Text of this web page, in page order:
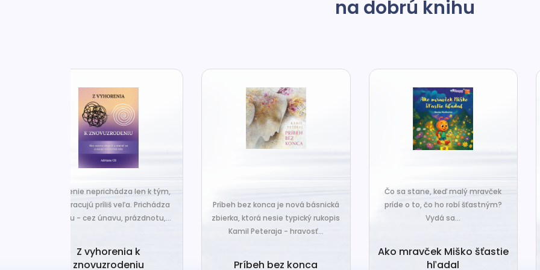
na dobrú knihu
Príbeh bez konca je nová básnická
zbierka, ktorá nesie typický rukopis
Príbeh bez konca
príde o to, čo ho robí šťastným?
Vydá sa...
Ako mravček Miško šťastie
hľadal
Čo sa stane, keď sa do tichej
zákutiny škriatkov prisťahuje
Babka Tvorilka